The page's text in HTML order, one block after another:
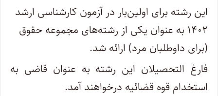
این رشته برای اولین‌بار در آزمون کارشناسی ارشد
۱۴۰۲ به عنوان یکی از رشته‌های مجموعه حقوق
(برای داوطلبان مرد) ارائه شد.
فارغ التحصیلان این رشته به عنوان قاضی به
استخدام قوه قضائیه درخواهند آمد.